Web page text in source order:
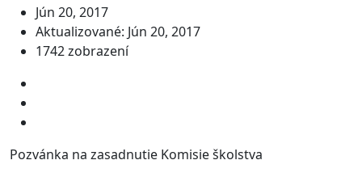
Jún 20, 2017
Aktualizované: Jún 20, 2017
1742 zobrazení
Pozvánka na zasadnutie Komisie školstva